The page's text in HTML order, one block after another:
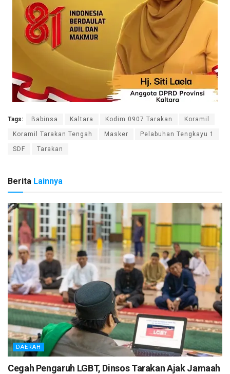
Tags: Babinsa Kaltara Kodim 0907 Tarakan Koramil
Koramil Tarakan Tengah Masker Pelabuhan Tengkayu 1
SDF Tarakan
Berita Lainnya
DAERAH
Cegah Pengaruh LGBT, Dinsos Tarakan Ajak Jamaah